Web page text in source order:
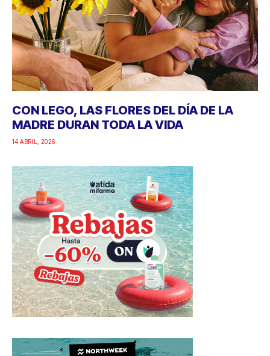
CON LEGO, LAS FLORES DEL DÍA DE LA
MADRE DURAN TODA LA VIDA
14 ABRIL, 2026